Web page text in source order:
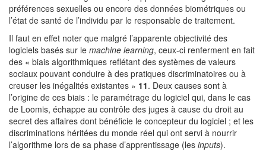
préférences sexuelles ou encore des données biométriques ou
l’état de santé de l’individu par le responsable de traitement.
Il faut en effet noter que malgré l’apparente objectivité des
logiciels basés sur le machine learning, ceux-ci renferment en fait
des « biais algorithmiques reflétant des systèmes de valeurs
sociaux pouvant conduire à des pratiques discriminatoires ou à
creuser les inégalités existantes » 11. Deux causes sont à
l’origine de ces biais : le paramétrage du logiciel qui, dans le cas
de Loomis, échappe au contrôle des juges à cause du droit au
secret des affaires dont bénéficie le concepteur du logiciel ; et les
discriminations héritées du monde réel qui ont servi à nourrir
l’algorithme lors de sa phase d’apprentissage (les inputs).